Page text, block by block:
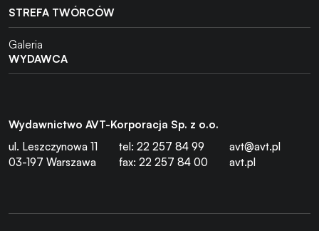
STREFA TWÓRCÓW
Galeria
WYDAWCA
Wydawnictwo AVT-Korporacja Sp. z o.o.
ul. Leszczynowa 11
03-197 Warszawa
tel: 22 257 84 99
fax: 22 257 84 00
avt@avt.pl
avt.pl